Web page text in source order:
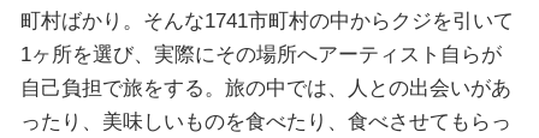
町村ばかり。そんな1741市町村の中からクジを引いて
1ヶ所を選び、実際にその場所へアーティスト自らが
自己負担で旅をする。旅の中では、人との出会いがあ
ったり、美味しいものを食べたり、食べさせてもらっ